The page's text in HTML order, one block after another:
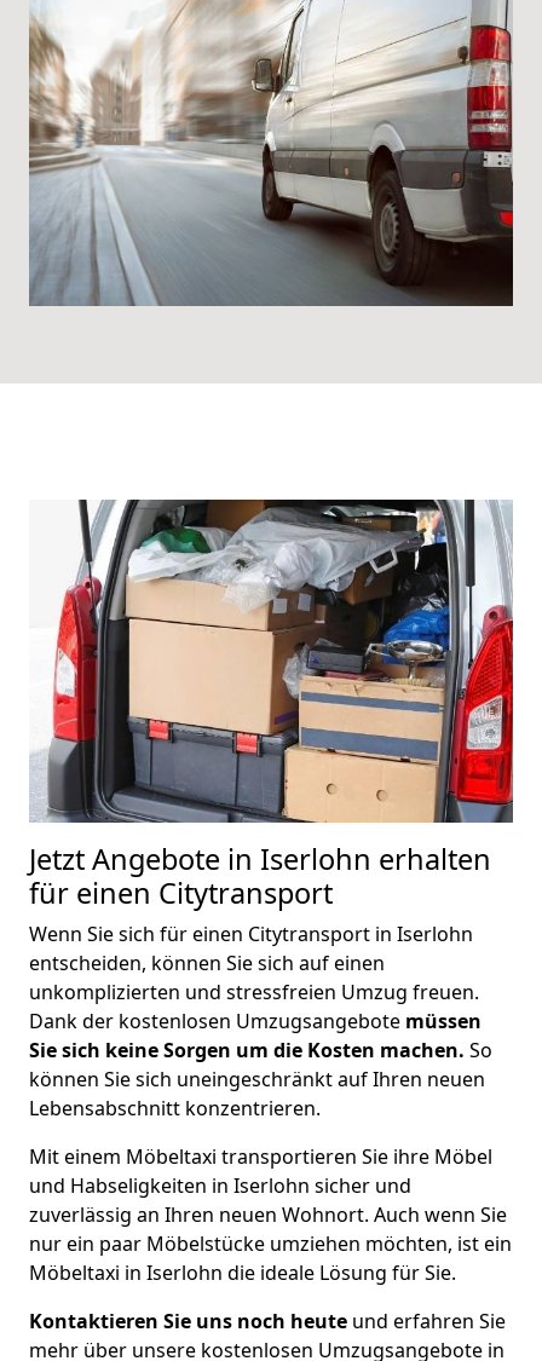
Jetzt Angebote in Iserlohn erhalten
für einen Citytransport
Wenn Sie sich für einen Citytransport in Iserlohn
entscheiden, können Sie sich auf einen
unkomplizierten und stressfreien Umzug freuen.
Dank der kostenlosen Umzugsangebote müssen
Sie sich keine Sorgen um die Kosten machen. So
können Sie sich uneingeschränkt auf Ihren neuen
Lebensabschnitt konzentrieren.
Mit einem Möbeltaxi transportieren Sie ihre Möbel
und Habseligkeiten in Iserlohn sicher und
zuverlässig an Ihren neuen Wohnort. Auch wenn Sie
nur ein paar Möbelstücke umziehen möchten, ist ein
Möbeltaxi in Iserlohn die ideale Lösung für Sie.
Kontaktieren Sie uns noch heute und erfahren Sie
mehr über unsere kostenlosen Umzugsangebote in